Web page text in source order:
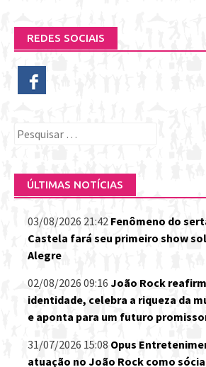
REDES SOCIAIS
Pesquisar
ÚLTIMAS NOTÍCIAS
03/08/2026 21:42 Fenômeno do
Castela fará seu primeiro show
Alegre
02/08/2026 09:16 João Rock
identidade, celebra a riqueza da
e aponta para um futuro
31/07/2026 15:08 Opus
atuação no João Rock como